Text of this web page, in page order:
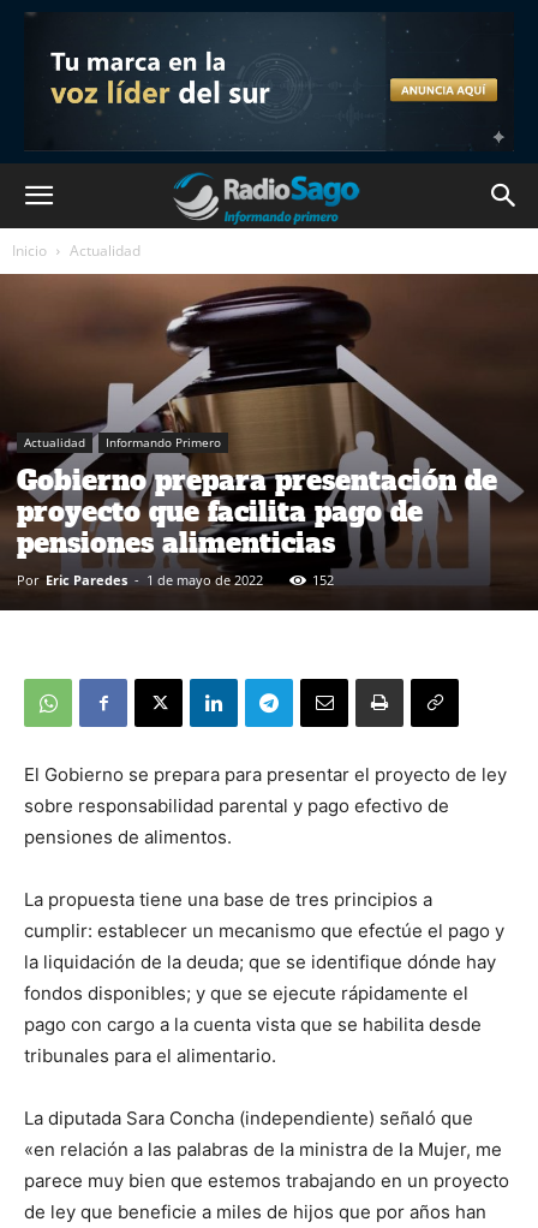
Inicio Actualidad
Actualidad Informando Primero
Gobierno prepara presentación de
proyecto que facilita pago de
pensiones alimenticias
Por Eric Paredes - 1 de mayo de 2022 152
El Gobierno se prepara para presentar el proyecto de ley
sobre responsabilidad parental y pago efectivo de
pensiones de alimentos.
La propuesta tiene una base de tres principios a
cumplir: establecer un mecanismo que efectúe el pago y
la liquidación de la deuda; que se identifique dónde hay
fondos disponibles; y que se ejecute rápidamente el
pago con cargo a la cuenta vista que se habilita desde
tribunales para el alimentario.
La diputada Sara Concha (independiente) señaló que
«en relación a las palabras de la ministra de la Mujer, me
parece muy bien que estemos trabajando en un proyecto
de ley que beneficie a miles de hijos que por años han